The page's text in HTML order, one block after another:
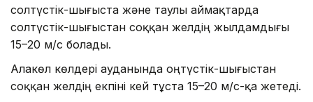
солтүстік-шығыста және таулы аймақтарда
солтүстік-шығыстан соққан желдің жылдамдығы
15–20 м/с болады.
Алакөл көлдері ауданында оңтүстік-шығыстан
соққан желдің екпіні кей тұста 15–20 м/с-қа жетеді.